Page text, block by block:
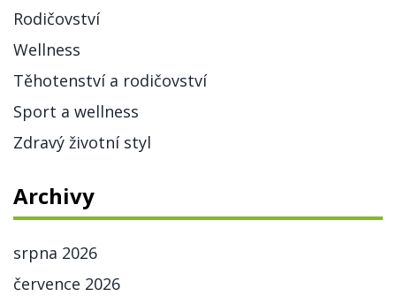
Rodičovství
Wellness
Těhotenství a rodičovství
Sport a wellness
Zdravý životní styl
Archivy
srpna 2026
července 2026